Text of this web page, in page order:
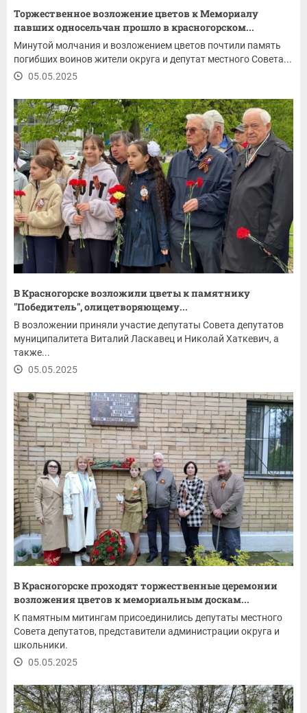
Торжественное возложение цветов к Мемориалу
павших односельчан прошло в красногорском...
Минутой молчания и возложением цветов почтили память
погибших воинов жители округа и депутат местного Совета...
05.05.2025
В Красногорске возложили цветы к памятнику
"Победитель", олицетворяющему...
В возложении приняли участие депутаты Совета депутатов
муниципалитета Виталий Ласкавец и Николай Хаткевич, а
также...
05.05.2025
В Красногорске проходят торжественные церемонии
возложения цветов к мемориальным доскам...
К памятным митингам присоединились депутаты местного
Совета депутатов, представители администрации округа и
школьники.
05.05.2025